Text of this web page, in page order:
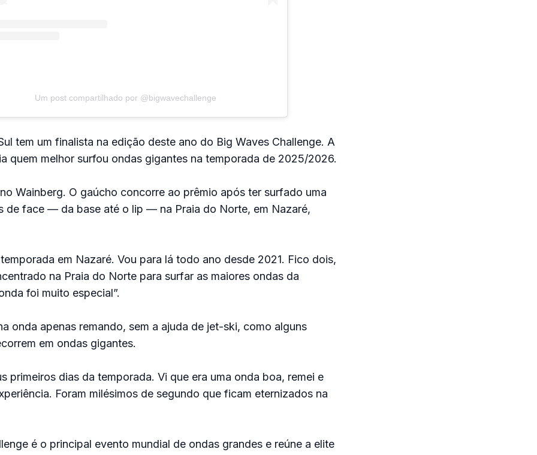
Um post compartilhado por @bigwavechallenge
tem um finalista na edição deste ano do Big Waves Challenge. A
quem melhor surfou ondas gigantes na temporada de 2025/2026.
Wainberg. O gaúcho concorre ao prêmio após ter surfado uma
de face — da base até o lip — na Praia do Norte, em Nazaré,
em Nazaré. Vou para lá todo ano desde 2021. Fico dois,
na Praia do Norte para surfar as maiores ondas da
foi muito especial”.
onda apenas remando, sem a ajuda de jet-ski, como alguns
em ondas gigantes.
primeiros dias da temporada. Vi que era uma onda boa, remei e
Foram milésimos de segundo que ficam eternizados na
é o principal evento mundial de ondas grandes e reúne a elite